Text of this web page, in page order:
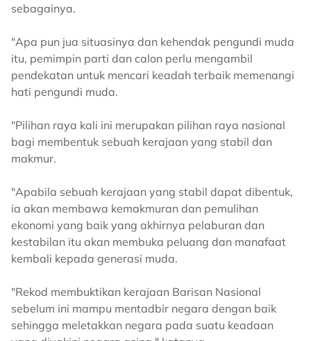
sebagainya.
"Apa pun jua situasinya dan kehendak pengundi muda
itu, pemimpin parti dan calon perlu mengambil
pendekatan untuk mencari keadah terbaik memenangi
hati pengundi muda.
"Pilihan raya kali ini merupakan pilihan raya nasional
bagi membentuk sebuah kerajaan yang stabil dan
makmur.
"Apabila sebuah kerajaan yang stabil dapat dibentuk,
ia akan membawa kemakmuran dan pemulihan
ekonomi yang baik yang akhirnya pelaburan dan
kestabilan itu akan membuka peluang dan manafaat
kembali kepada generasi muda.
"Rekod membuktikan kerajaan Barisan Nasional
sebelum ini mampu mentadbir negara dengan baik
sehingga meletakkan negara pada suatu keadaan